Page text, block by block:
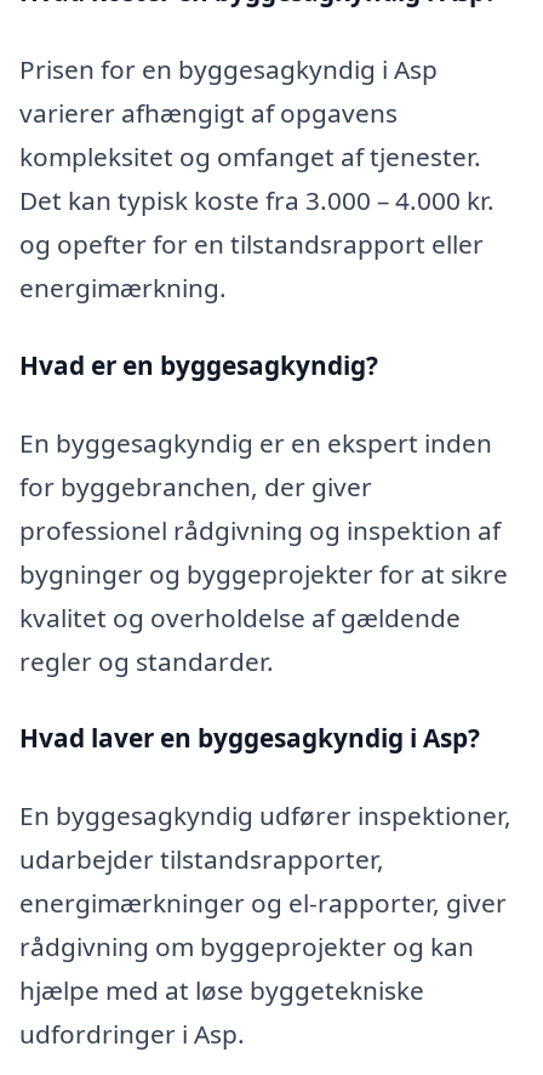
Prisen for en byggesagkyndig i Asp
varierer afhængigt af opgavens
kompleksitet og omfanget af tjenester.
Det kan typisk koste fra 3.000 – 4.000 kr.
og opefter for en tilstandsrapport eller
energimærkning.
Hvad er en byggesagkyndig?
En byggesagkyndig er en ekspert inden
for byggebranchen, der giver
professionel rådgivning og inspektion af
bygninger og byggeprojekter for at sikre
kvalitet og overholdelse af gældende
regler og standarder.
Hvad laver en byggesagkyndig i Asp?
En byggesagkyndig udfører inspektioner,
udarbejder tilstandsrapporter,
energimærkninger og el-rapporter, giver
rådgivning om byggeprojekter og kan
hjælpe med at løse byggetekniske
udfordringer i Asp.